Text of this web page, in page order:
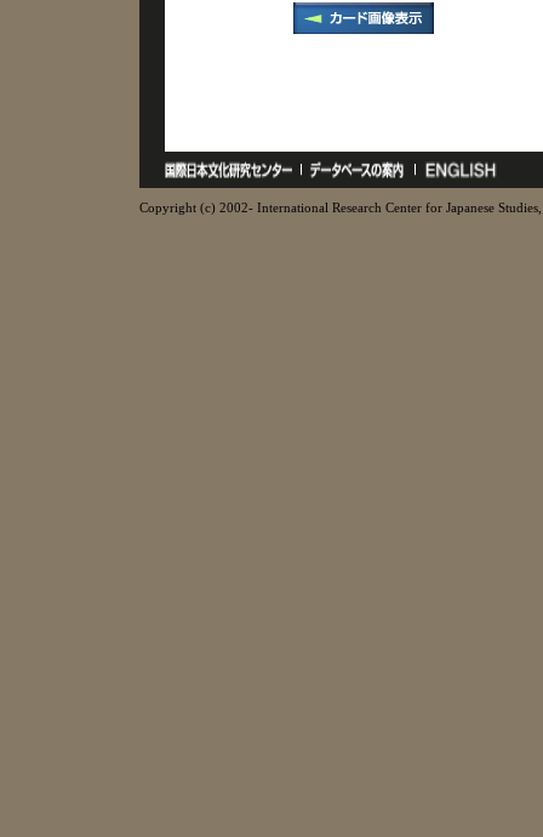
Copyright (c) 2002- International Research Center for Japanese